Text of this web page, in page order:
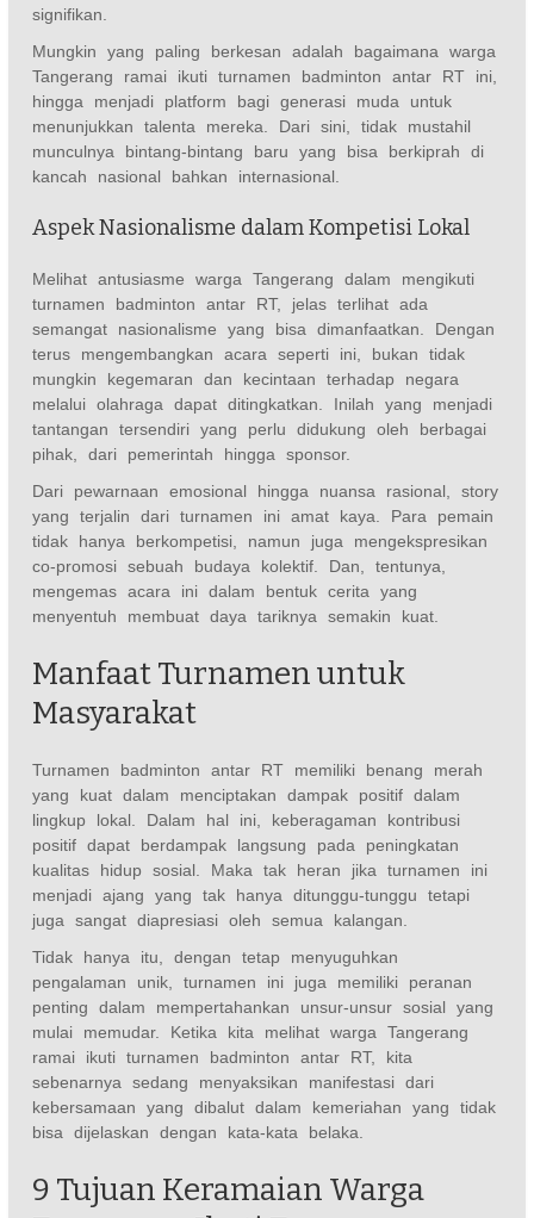
signifikan.
Mungkin yang paling berkesan adalah bagaimana warga
Tangerang ramai ikuti turnamen badminton antar RT ini,
hingga menjadi platform bagi generasi muda untuk
menunjukkan talenta mereka. Dari sini, tidak mustahil
munculnya bintang-bintang baru yang bisa berkiprah di
kancah nasional bahkan internasional.
Aspek Nasionalisme dalam Kompetisi Lokal
Melihat antusiasme warga Tangerang dalam mengikuti
turnamen badminton antar RT, jelas terlihat ada
semangat nasionalisme yang bisa dimanfaatkan. Dengan
terus mengembangkan acara seperti ini, bukan tidak
mungkin kegemaran dan kecintaan terhadap negara
melalui olahraga dapat ditingkatkan. Inilah yang menjadi
tantangan tersendiri yang perlu didukung oleh berbagai
pihak, dari pemerintah hingga sponsor.
Dari pewarnaan emosional hingga nuansa rasional, story
yang terjalin dari turnamen ini amat kaya. Para pemain
tidak hanya berkompetisi, namun juga mengekspresikan
co-promosi sebuah budaya kolektif. Dan, tentunya,
mengemas acara ini dalam bentuk cerita yang
menyentuh membuat daya tariknya semakin kuat.
Manfaat Turnamen untuk
Masyarakat
Turnamen badminton antar RT memiliki benang merah
yang kuat dalam menciptakan dampak positif dalam
lingkup lokal. Dalam hal ini, keberagaman kontribusi
positif dapat berdampak langsung pada peningkatan
kualitas hidup sosial. Maka tak heran jika turnamen ini
menjadi ajang yang tak hanya ditunggu-tunggu tetapi
juga sangat diapresiasi oleh semua kalangan.
Tidak hanya itu, dengan tetap menyuguhkan
pengalaman unik, turnamen ini juga memiliki peranan
penting dalam mempertahankan unsur-unsur sosial yang
mulai memudar. Ketika kita melihat warga Tangerang
ramai ikuti turnamen badminton antar RT, kita
sebenarnya sedang menyaksikan manifestasi dari
kebersamaan yang dibalut dalam kemeriahan yang tidak
bisa dijelaskan dengan kata-kata belaka.
9 Tujuan Keramaian Warga